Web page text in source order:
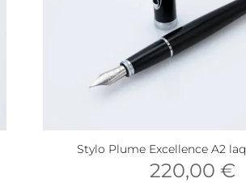
Stylo Plume Excellence A2
220,00 €